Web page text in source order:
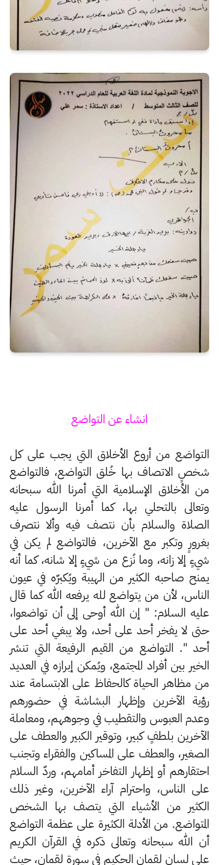
انشاء عن التواضع
التواضع من أروع الأخلاق التي يجب على كل
شخصٍ الاتصاف بها خُلق التواضع، فالتواضع
من الأخلاق الإسلامية التي أمرنا الله سبحانه
وتعالى بالتحلي بها، كما أمرنا الرسول عليه
الصلاة والسلام بأن نتصف فيه وألا نتصرف
بغرورٍ وتكبر مع الآخرين، فالتواضع لم يكن في
شيءٍ إلا زانه، وما نُزع من شيءٍ إلا شانه، كما أنه
يمنح صاحبه الكثير من الهيبة ويُكبرّه في عيون
الناس، لأن من يتواضع لله يرفعه الله كما قال
عليه السلام: " إن الله أوحى إلى أن تواضعوا،
حتى لا يفخر أحد على أحد، ولا يبغي أحد على
أحد ". التواضع من القيم الرفيعة التي تنشر
الخير بين أفراد المجتمع، ويُمكن إبرازه في العديد
من مظاهر الحياة كالحفاظ على الابتسامة عند
رؤية الآخرين وإظهار البشاشة في حضورهم
وعدم العبوس والتقطيب في وجوههم، ومعاملة
الآخرين بلطفٍ كبير، وتوقير الكبير والعطف على
الصغير، والعطف على المساكين والفقراء وتجنب
احتقارهم أو إظهار التفاخر أمامهم، وردّ السلام
على الناس، واحترام آراء الآخرين، وغير ذلك
الكثير من الأشياء التي يتصف بها الشخص
المتواضع. من الأدلة الكثيرة على عظمة التواضع
أن الله سبحانه وتعالى ذكره في القرآن الكريم
على لسان لقمان الحكيم في سورة لقمان، حيث